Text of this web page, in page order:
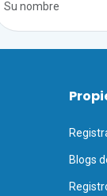
Blogs